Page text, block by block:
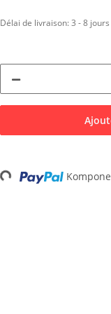
Délai de livraison:3 - 8